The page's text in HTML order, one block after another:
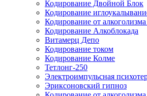
Кодирование Двойной Блок
Кодирование
Кодирование от
Кодирование Алкоблокада
Витамерц Депо
Кодирование током
Кодирование Колме
Тетлонг-250
Электроимпульсная
Эриксоновский гипноз